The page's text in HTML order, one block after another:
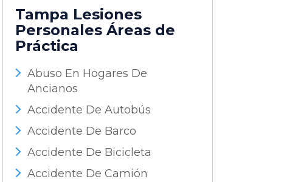
Tampa Lesiones
Personales Áreas de
Práctica
Abuso En Hogares De
Ancianos
Accidente De Autobús
Accidente De Barco
Accidente De Bicicleta
Accidente De Camión